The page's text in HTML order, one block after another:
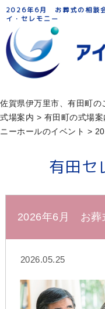
2026年6月 お葬式の相談会
イ・セレモニー
佐賀県伊万里市、有田町の
式場案内 > 有田町の式場案
ニーホールのイベント >
有田セ
2026年6月 お葬
2026.05.25